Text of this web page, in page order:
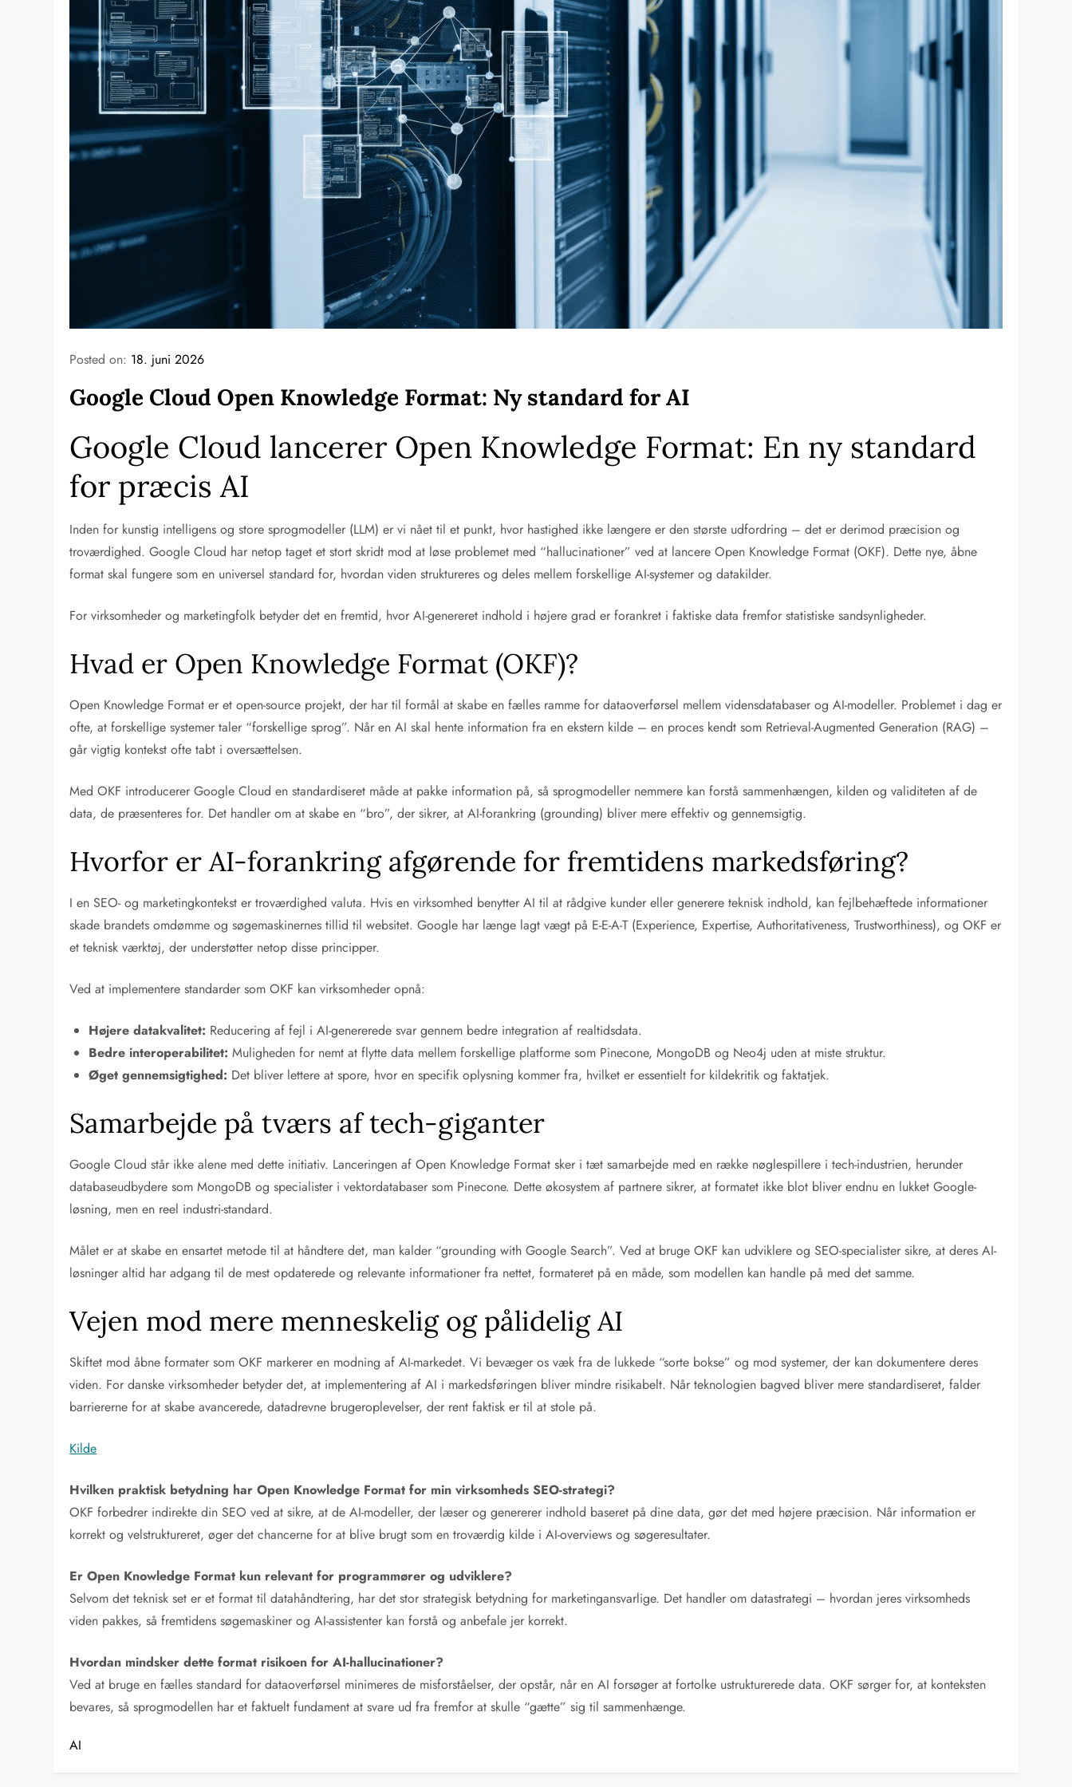
Posted on: 18. juni 2026
Google Cloud Open Knowledge Format: Ny standard for AI
Google Cloud lancerer Open Knowledge Format: En ny standard
for præcis AI
Inden for kunstig intelligens og store sprogmodeller (LLM) er vi nået til et punkt, hvor hastighed ikke længere er den største udfordring – det er derimod præcision og
troværdighed. Google Cloud har netop taget et stort skridt mod at løse problemet med “hallucinationer” ved at lancere Open Knowledge Format (OKF). Dette nye, åbne
format skal fungere som en universel standard for, hvordan viden struktureres og deles mellem forskellige AI-systemer og datakilder.
For virksomheder og marketingfolk betyder det en fremtid, hvor AI-genereret indhold i højere grad er forankret i faktiske data fremfor statistiske sandsynligheder.
Hvad er Open Knowledge Format (OKF)?
Open Knowledge Format er et open-source projekt, der har til formål at skabe en fælles ramme for dataoverførsel mellem vidensdatabaser og AI-modeller. Problemet i dag er
ofte, at forskellige systemer taler “forskellige sprog”. Når en AI skal hente information fra en ekstern kilde – en proces kendt som Retrieval-Augmented Generation (RAG) –
går vigtig kontekst ofte tabt i oversættelsen.
Med OKF introducerer Google Cloud en standardiseret måde at pakke information på, så sprogmodeller nemmere kan forstå sammenhængen, kilden og validiteten af de
data, de præsenteres for. Det handler om at skabe en “bro”, der sikrer, at AI-forankring (grounding) bliver mere effektiv og gennemsigtig.
Hvorfor er AI-forankring afgørende for fremtidens markedsføring?
I en SEO- og marketingkontekst er troværdighed valuta. Hvis en virksomhed benytter AI til at rådgive kunder eller generere teknisk indhold, kan fejlbehæftede informationer
skade brandets omdømme og søgemaskinernes tillid til websitet. Google har længe lagt vægt på E-E-A-T (Experience, Expertise, Authoritativeness, Trustworthiness), og OKF er
et teknisk værktøj, der understøtter netop disse principper.
Ved at implementere standarder som OKF kan virksomheder opnå:
Højere datakvalitet: Reducering af fejl i AI-genererede svar gennem bedre integration af realtidsdata.
Bedre interoperabilitet: Muligheden for nemt at flytte data mellem forskellige platforme som Pinecone, MongoDB og Neo4j uden at miste struktur.
Øget gennemsigtighed: Det bliver lettere at spore, hvor en specifik oplysning kommer fra, hvilket er essentielt for kildekritik og faktatjek.
Samarbejde på tværs af tech-giganter
Google Cloud står ikke alene med dette initiativ. Lanceringen af Open Knowledge Format sker i tæt samarbejde med en række nøglespillere i tech-industrien, herunder
databaseudbydere som MongoDB og specialister i vektordatabaser som Pinecone. Dette økosystem af partnere sikrer, at formatet ikke blot bliver endnu en lukket Google-
løsning, men en reel industri-standard.
Målet er at skabe en ensartet metode til at håndtere det, man kalder “grounding with Google Search”. Ved at bruge OKF kan udviklere og SEO-specialister sikre, at deres AI-
løsninger altid har adgang til de mest opdaterede og relevante informationer fra nettet, formateret på en måde, som modellen kan handle på med det samme.
Vejen mod mere menneskelig og pålidelig AI
Skiftet mod åbne formater som OKF markerer en modning af AI-markedet. Vi bevæger os væk fra de lukkede “sorte bokse” og mod systemer, der kan dokumentere deres
viden. For danske virksomheder betyder det, at implementering af AI i markedsføringen bliver mindre risikabelt. Når teknologien bagved bliver mere standardiseret, falder
barriererne for at skabe avancerede, datadrevne brugeroplevelser, der rent faktisk er til at stole på.
Kilde
Hvilken praktisk betydning har Open Knowledge Format for min virksomheds SEO-strategi?
OKF forbedrer indirekte din SEO ved at sikre, at de AI-modeller, der læser og genererer indhold baseret på dine data, gør det med højere præcision. Når information er
korrekt og velstruktureret, øger det chancerne for at blive brugt som en troværdig kilde i AI-overviews og søgeresultater.
Er Open Knowledge Format kun relevant for programmører og udviklere?
Selvom det teknisk set er et format til datahåndtering, har det stor strategisk betydning for marketingansvarlige. Det handler om datastrategi – hvordan jeres virksomheds
viden pakkes, så fremtidens søgemaskiner og AI-assistenter kan forstå og anbefale jer korrekt.
Hvordan mindsker dette format risikoen for AI-hallucinationer?
Ved at bruge en fælles standard for dataoverførsel minimeres de misforståelser, der opstår, når en AI forsøger at fortolke ustrukturerede data. OKF sørger for, at konteksten
bevares, så sprogmodellen har et faktuelt fundament at svare ud fra fremfor at skulle “gætte” sig til sammenhænge.
AI